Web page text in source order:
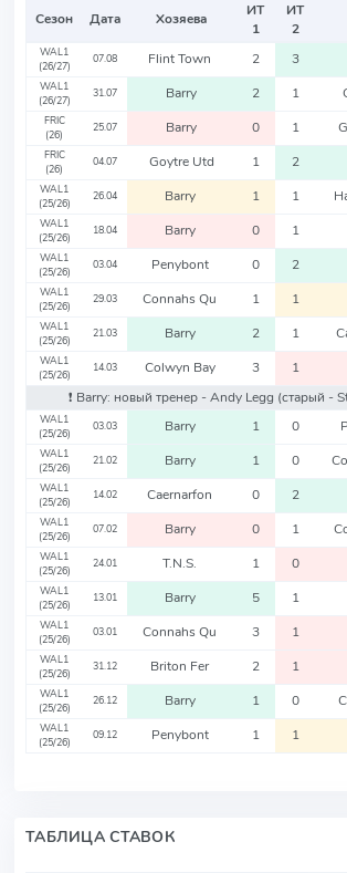
Сезон Дата Хозяева
ИТ
1
ИТ
2
WAL1
(26/27)
07.08 Flint Town 2 3
WAL1
(26/27)
31.07 Barry 2 1
FRIC
(26)
25.07 Barry 0 1
FRIC
(26)
04.07 Goytre Utd 1 2
WAL1
(25/26)
26.04 Barry 1 1
WAL1
(25/26)
18.04 Barry 0 1
WAL1
(25/26)
03.04 Penybont 0 2
WAL1
(25/26)
29.03 Connahs Qu 1 1
WAL1
(25/26)
21.03 Barry 2 1
WAL1
(25/26)
14.03 Colwyn Bay 3 1
❗️ Barry: новый тренер - Andy Legg (старый -
WAL1
(25/26)
03.03 Barry 1 0
WAL1
(25/26)
21.02 Barry 1 0
WAL1
(25/26)
14.02 Caernarfon 0 2
WAL1
(25/26)
07.02 Barry 0 1
WAL1
(25/26)
24.01 T.N.S. 1 0
WAL1
(25/26)
13.01 Barry 5 1
WAL1
(25/26)
03.01 Connahs Qu 3 1
WAL1
(25/26)
31.12 Briton Fer 2 1
WAL1
(25/26)
26.12 Barry 1 0
WAL1
(25/26)
09.12 Penybont 1 1
ТАБЛИЦА СТАВОК